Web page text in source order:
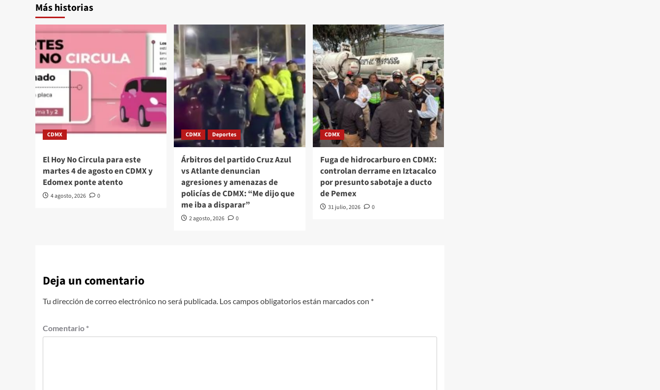
Más historias
CDMX
El Hoy No Circula para este
martes 4 de agosto en CDMX y
Edomex ponte atento
4 agosto, 2026 0
CDMX Deportes
Árbitros del partido Cruz Azul
vs Atlante denuncian
agresiones y amenazas de
policías de CDMX: “Me dijo que
me iba a disparar”
2 agosto, 2026 0
CDMX
Fuga de hidrocarburo en CDMX:
controlan derrame en Iztacalco
por presunto sabotaje a ducto
de Pemex
31 julio, 2026 0
Deja un comentario
Tu dirección de correo electrónico no será publicada. Los campos obligatorios están marcados con *
Comentario *